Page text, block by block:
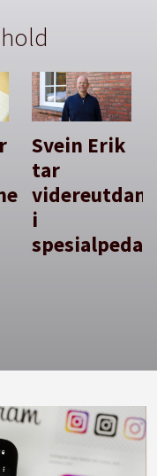
Svein Erik
tar
i